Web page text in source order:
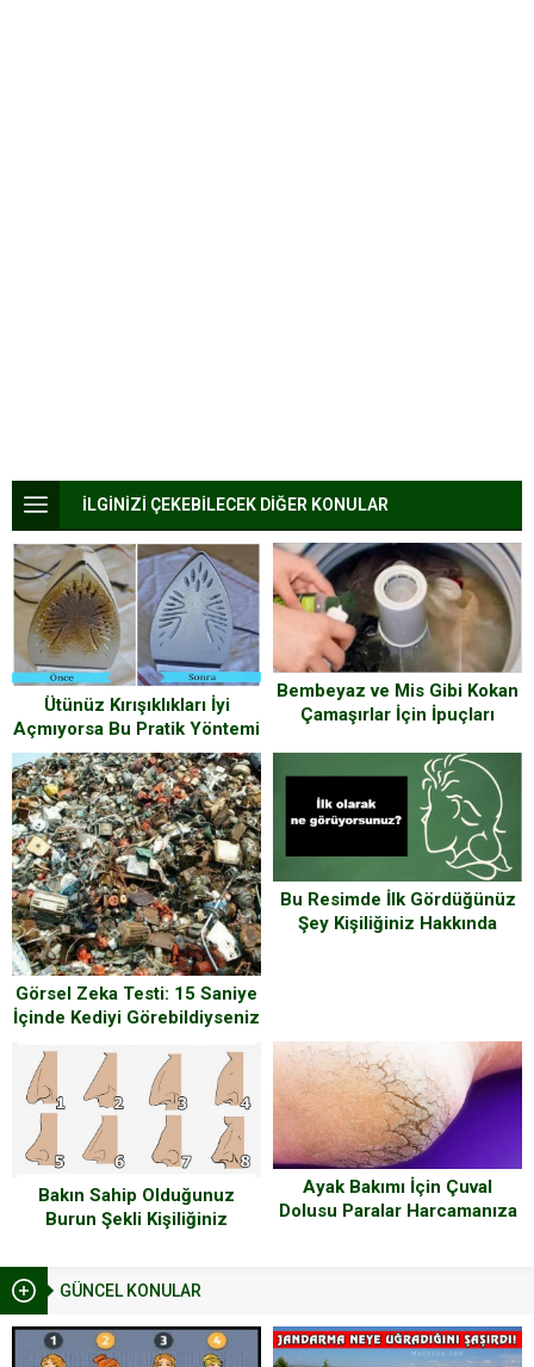
GÜNCEL KONULAR
İLGİNİZİ ÇEKEBİLECEK DİĞER KONULAR
Ütünüz Kırışıklıkları İyi
Açmıyorsa Bu Pratik Yöntemi
Uygulayın
Bembeyaz ve Mis Gibi Kokan
Çamaşırlar İçin İpuçları
Görsel Zeka Testi: 15 Saniye
İçinde Kediyi Görebildiyseniz
Düzey Demektir
Bu Resimde İlk Gördüğünüz
Şey Kişiliğiniz Hakkında
Bakın Sahip Olduğunuz
Burun Şekli Kişiliğiniz
Ayak Bakımı İçin Çuval
Dolusu Paralar Harcamanıza